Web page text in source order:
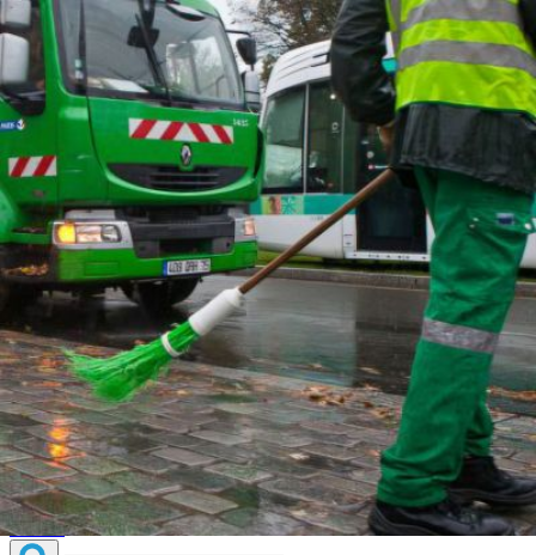
Qui sommes-
nous ?
S'inscrire à la
newsletter
Découvrir
l'UNSA
Rémunération
|
Temps de travail
Santé & maladie
|
Vos représentants
Nous rejoindre
Objectifs et Action
Médias